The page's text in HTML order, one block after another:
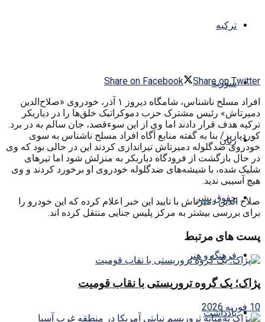
ترکیه
سوریه
زنان
حقوق بشر
فرهنگ و هنر
یادداشت
Share on Facebook
Share on Twitter
افراد مسلح ناشناس، شامگاه دیروز ۱ آذر، خودروی «صلاح‌الدین
دمیرتاش» رئیس مشترک حزب دموکراتیک خلق‌ها را در دیاربکر
ترکیه هدف قرار دادند اما وی از این سوءقصد، جان سالم به در برد.
کوردپاریز/ بنا به گفته منابع آگاه افراد مسلح ناشناس به سوی
خودروی ضدگلوله دمیرتاش تیراندازی کردند این در حالی بود که وی
در حال بازگشت از فرودگاه دیاربکر به منزلش شود اما تیرهای
شلیک شده، با شیشه‌های ضدگلوله خودروی او برخورد کردند و وی
هیچ آسیبی ندید.
صلاح الدین دمیرتاش با تایید این خبر اعلام کرده که این خودرو را
برای بررسی بیشتر به مرکز پلیس جنایی منتقل کرده اند.
پست های مرتبط
پژاک؛ یک گروه تروریستی با نقاب قومیت
10 فوریه 2026